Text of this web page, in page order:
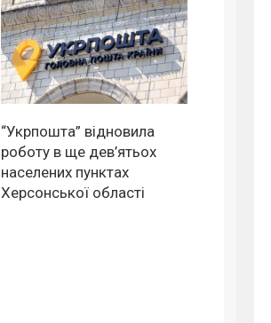
“Укрпошта” відновила
роботу в ще дев’ятьох
населених пунктах
Херсонської області